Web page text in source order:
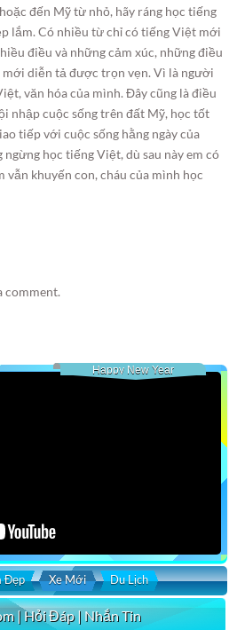
đến Mỹ từ nhỏ, hãy ráng học tiếng
lắm. Có nhiều từ chỉ có tiếng Việt mới
điều và những cảm xúc, những điều
diễn tả được trọn vẹn. Vì là người
văn hóa của mình. Đây cũng là điều
nhập cuộc sống trên đất Mỹ, học tốt
tiếp với cuộc sống hằng ngày của
học tiếng Việt, dù sau này em có
vẫn khuyến con, cháu của mình học
comment.
Happy New Year
Đẹp Xe Mới Du Lịch
| Hỏi Đáp | Nhắn Tin